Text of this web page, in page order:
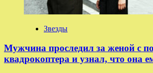
Звезды
Мужчина проследил за женой с
квадрокоптера и узнал, что она